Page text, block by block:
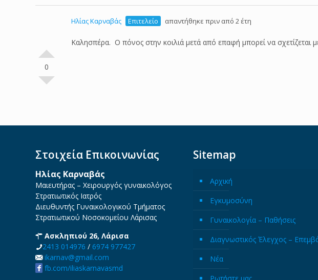
0
Ηλίας Καρναβάς Επιτελείο απαντήθηκε πριν από 2 έτη
Καλησπέρα. Ο πόνος στην κοιλιά μετά από επαφή μπορεί να σχετίζεται
Στοιχεία Επικοινωνίας
Ηλίας Καρναβάς
Μαιευτήρας – Χειρουργός γυναικολόγος
Στρατιωτικός Ιατρός
Διευθυντής Γυναικολογικού Τμήματος
Στρατιωτικού Νοσοκομείου Λάρισας
Ασκληπιού 26, Λάρισα
2413 014976 / 6974 977427
ikarnav@gmail.com
fb.com/iliaskarnavasmd
Sitemap
Αρχική
Εγκυμοσύνη
Γυναικολογία – Παθήσεις
Διαγνωστικός Έλεγχος –
Νέα